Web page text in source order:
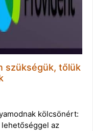
szükségük, tőlük
kölcsönért:
az